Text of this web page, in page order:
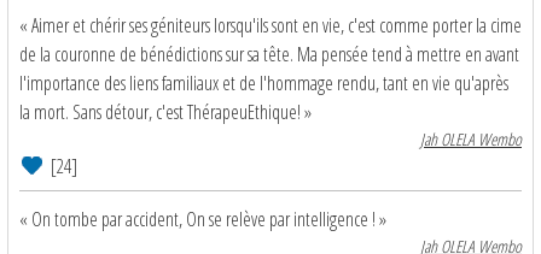
« Aimer et chérir ses géniteurs lorsqu'ils sont en vie, c'est comme porter la cime
de la couronne de bénédictions sur sa tête. Ma pensée tend à mettre en avant
l'importance des liens familiaux et de l'hommage rendu, tant en vie qu'après
la mort. Sans détour, c'est ThérapeuEthique! »
Jah OLELA Wembo
[24]
« On tombe par accident, On se relève par intelligence ! »
Jah OLELA Wembo